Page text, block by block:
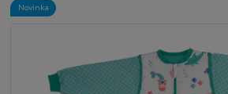
Novinka